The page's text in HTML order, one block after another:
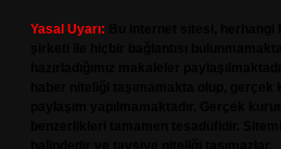
Yasal Uyarı: